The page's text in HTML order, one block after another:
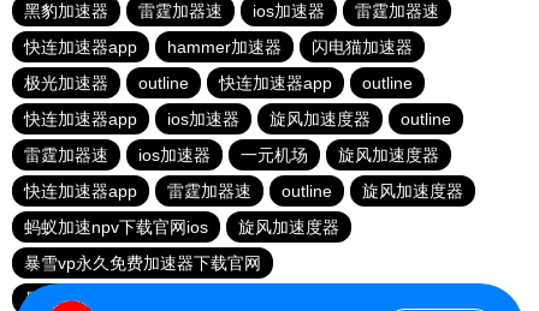
黑豹加速器
雷霆加器速 ios加速器
雷霆加器速
快连加速器app
hammer加速器
闪电猫加速器
极光加速器
outline 快连加速器app
outline
快连加速器app
ios加速器 旋风加速度器
outline
雷霆加器速
ios加速器 一元机场
旋风加速度器
快连加速器app
雷霆加器速 outline
旋风加速度器
蚂蚁加速npv下载官网ios
旋风加速度器
暴雪vp永久免费加速器下载官网
暴雪vp永久免费加速器下载官网